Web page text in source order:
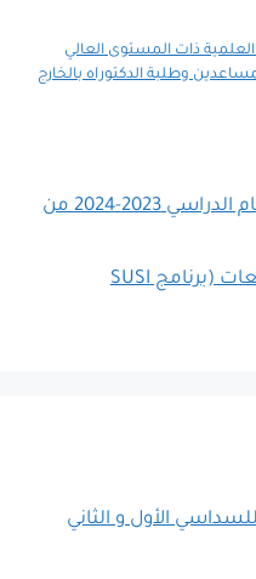
العلمية ذات المستوى العالي
وطلبة الدكتوراه بالخارج
إعلان عن منحة دراسية للعام الدراسي 2023-2024 من
ندوة صيفية لأساتذة الجامعات (برنامج SUSI
اﻷول و الثاني